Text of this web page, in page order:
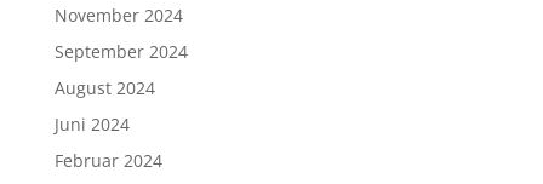
November 2024
September 2024
August 2024
Juni 2024
Februar 2024